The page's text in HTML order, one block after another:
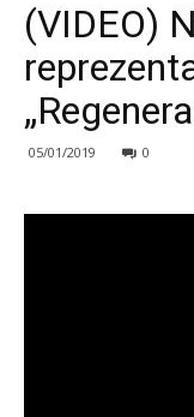
(VIDEO)
05/01/2019 0